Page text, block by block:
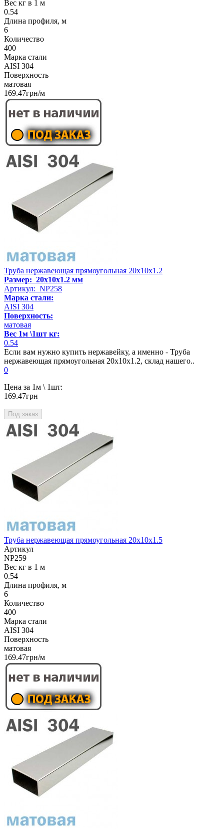
Вес кг в 1 м
0.54
Длина профиля, м
6
Количество
400
Марка стали
AISI 304
Поверхность
матовая
169.47грн/м
Труба нержавеющая прямоугольная 20х10х1.2
Размер: 20х10х1.2 мм
Артикул: NP258
Марка стали:
AISI 304
Поверхность:
матовая
Вес 1м \1шт кг:
0.54
Если вам нужно купить нержавейку, а именно - Труба
нержавеющая прямоугольная 20х10х1.2, склад нашего..
0
Цена за 1м \ 1шт:
169.47грн
Под заказ
Труба нержавеющая прямоугольная 20х10х1.5
Артикул
NP259
Вес кг в 1 м
0.54
Длина профиля, м
6
Количество
400
Марка стали
AISI 304
Поверхность
матовая
169.47грн/м